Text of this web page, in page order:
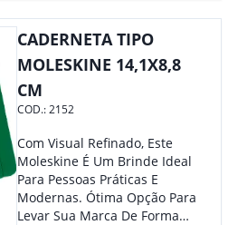
CADERNETA TIPO
MOLESKINE 14,1X8,8
CM
COD.:2152
Com Visual Refinado, Este
Moleskine É Um Brinde Ideal
Para Pessoas Práticas E
Modernas. Ótima Opção Para
Levar Sua Marca De Forma